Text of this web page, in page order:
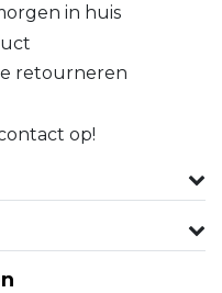
in huis
retourneren
op!